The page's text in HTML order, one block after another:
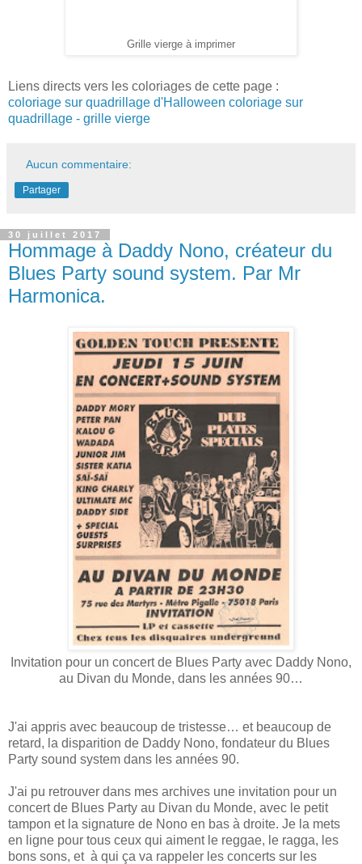
Grille vierge à imprimer
Liens directs vers les coloriages de cette page :
coloriage sur quadrillage d'Halloween coloriage sur
quadrillage - grille vierge
Aucun commentaire:
Partager
30 juillet 2017
Hommage à Daddy Nono, créateur du
Blues Party sound system. Par Mr
Harmonica.
Invitation pour un concert de Blues Party avec Daddy Nono,
au Divan du Monde, dans les années 90…
J'ai appris avec beaucoup de tristesse… et beaucoup de
retard, la disparition de Daddy Nono, fondateur du Blues
Party sound system dans les années 90.
J'ai pu retrouver dans mes archives une invitation pour un
concert de Blues Party au Divan du Monde, avec le petit
tampon et la signature de Nono en bas à droite. Je la mets
en ligne pour tous ceux qui aiment le reggae, le ragga, les
bons sons, et à qui ça va rappeler les concerts sur les